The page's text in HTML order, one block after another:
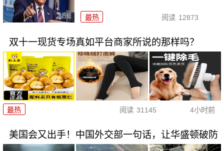
最热 阅读 12873
双十一现货专场真如平台商家所说的那样吗？
最热 阅读 31145 4小时前
美国会又出手！中国外交部一句话，让华盛顿破防